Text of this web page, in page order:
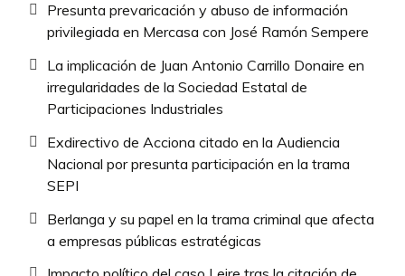
Presunta prevaricación y abuso de información
privilegiada en Mercasa con José Ramón Sempere
La implicación de Juan Antonio Carrillo Donaire en
irregularidades de la Sociedad Estatal de
Participaciones Industriales
Exdirectivo de Acciona citado en la Audiencia
Nacional por presunta participación en la trama
SEPI
Berlanga y su papel en la trama criminal que afecta
a empresas públicas estratégicas